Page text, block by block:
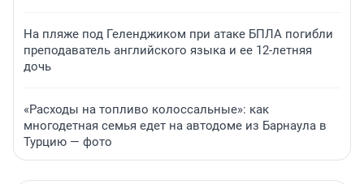
На пляже под Геленджиком при атаке БПЛА погибли
преподаватель английского языка и ее 12-летняя
дочь
«Расходы на топливо колоссальные»: как
многодетная семья едет на автодоме из Барнаула в
Турцию — фото